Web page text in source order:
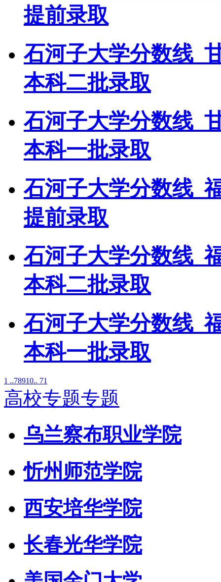
提前录取
石河子大学分数线_
本科二批录取
石河子大学分数线_
本科一批录取
石河子大学分数线_
提前录取
石河子大学分数线_
本科二批录取
石河子大学分数线_
本科一批录取
1 ..78910.. 71
高校专题专题
乌兰察布职业学院
忻州师范学院
西安培华学院
长春光华学院